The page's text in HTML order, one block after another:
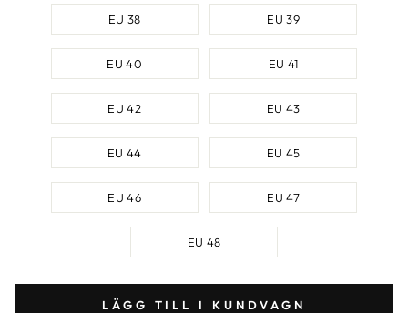
EU 38 EU 39
EU 40 EU 41
EU 42 EU 43
EU 44 EU 45
EU 46 EU 47
EU 48
LÄGG TILL I KUNDVAGN